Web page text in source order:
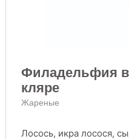
Филадельфия в
кляре
Жареные
Лосось, икра лосося,